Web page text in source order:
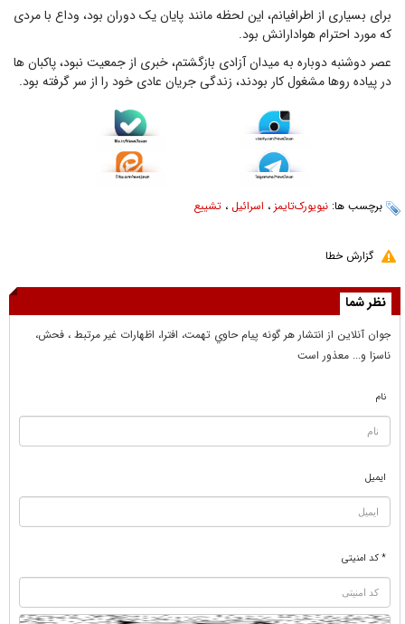
برای بسیاری از اطرافیانم، این لحظه مانند پایان یک دوران بود، وداع با مردی
که مورد احترام هوادارانش بود.
عصر دوشنبه دوباره به میدان آزادی بازگشتم، خبری از جمعیت نبود، پاکبان ها
در پیاده روها مشغول کار بودند، زندگی جریان عادی خود را از سر گرفته بود.
برچسب ها: نیویورک‌تایمز ، اسرائیل ، تشییع
گزارش خطا
نظر شما
جوان آنلاين از انتشار هر گونه پيام حاوي تهمت، افترا، اظهارات غير مرتبط ، فحش،
ناسزا و... معذور است
نام
ایمیل
* کد امنیتی